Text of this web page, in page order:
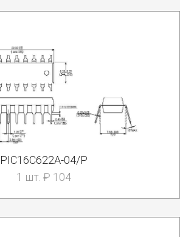
PIC16C622A-04/P
1 шт. ₽ 104